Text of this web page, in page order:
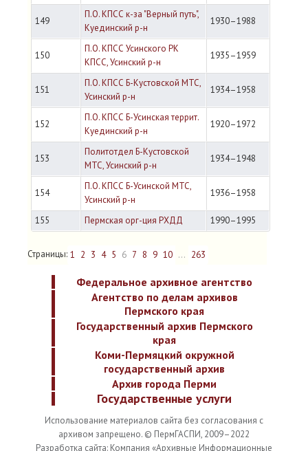
149
П.О. КПСС к-за "Верный путь",
Куединский р-н
1930–1988
150
П.О. КПСС Усинского РК
КПСС, Усинский р-н
1935–1959
151
П.О. КПСС Б-Кустовской МТС,
Усинский р-н
1934–1958
152
П.О. КПСС Б-Усинская террит.
Куединский р-н
1920–1972
153
Политотдел Б-Кустовской
МТС, Усинский р-н
1934–1948
154
П.О. КПСС Б-Усинской МТС,
Усинский р-н
1936–1958
155 Пермская орг-ция РХДД 1990–1995
Страницы: 1 2 3 4 5 6 7 8 9 10 ... 263
Федеральное архивное агентство
Агентство по делам архивов
Пермского края
Государственный архив Пермского
края
Коми-Пермяцкий окружной
государственный архив
Архив города Перми
Государственные услуги
Использование материалов сайта без согласования с
архивом запрещено. © ПермГАСПИ, 2009–2022
Разработка сайта: Компания «Архивные Информационные